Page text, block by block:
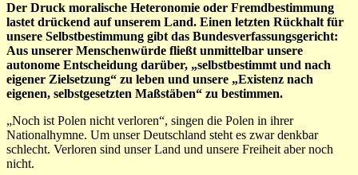
Der Druck moralische Heteronomie oder Fremdbestimmung
lastet drückend auf unserem Land. Einen letzten Rückhalt für
unsere Selbstbestimmung gibt das Bundesverfassungsgericht:
Aus unserer Menschenwürde fließt unmittelbar unsere
autonome Entscheidung darüber, „selbstbestimmt und nach
eigener Zielsetzung“ zu leben und unsere „Existenz nach
eigenen, selbstgesetzten Maßstäben“ zu bestimmen.
„Noch ist Polen nicht verloren“, singen die Polen in ihrer
Nationalhymne. Um unser Deutschland steht es zwar denkbar
schlecht. Verloren sind unser Land und unsere Freiheit aber noch
nicht.